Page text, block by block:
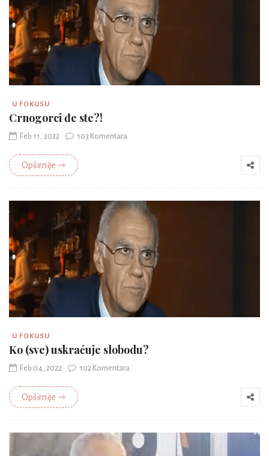
U FOKUSU
Crnogorci đe ste?!
Feb 11, 2022 103 Komentara
Opširnije ⇾
U FOKUSU
Ko (sve) uskraćuje slobodu?
Feb 04, 2022 102 Komentara
Opširnije ⇾